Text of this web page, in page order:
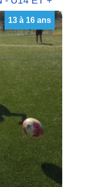
13 à 16 ans